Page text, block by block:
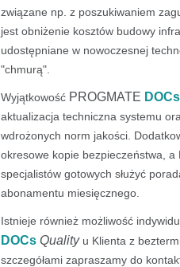
związane np. z poszukiwaniem
jest obniżenie kosztów budowy
udostępniane w nowoczesnej
"chmurą".
Wyjątkowość PROGMATE DOCs
aktualizacja techniczna systemu
wdrożonych norm jakości.
okresowe kopie bezpieczeństwa,
specjalistów gotowych służyć
abonamentu miesięcznego.
Istnieje również możliwość
DOCs Qualityu Klienta z
szczegółami zapraszamy do